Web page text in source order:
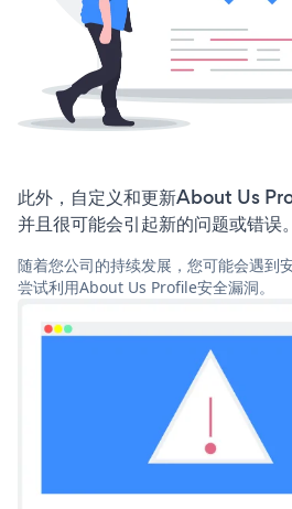
此外，自定义和更新About Us
并且很可能会引起新的问题或错误。
随着您公司的持续发展，您可能会遇到
尝试利用About Us Profile安全漏洞。